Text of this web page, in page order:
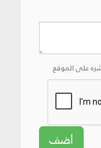
على الموقع
أضف